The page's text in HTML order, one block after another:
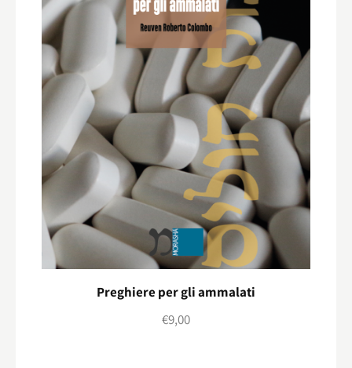
Preghiere per gli ammalati
€9,00